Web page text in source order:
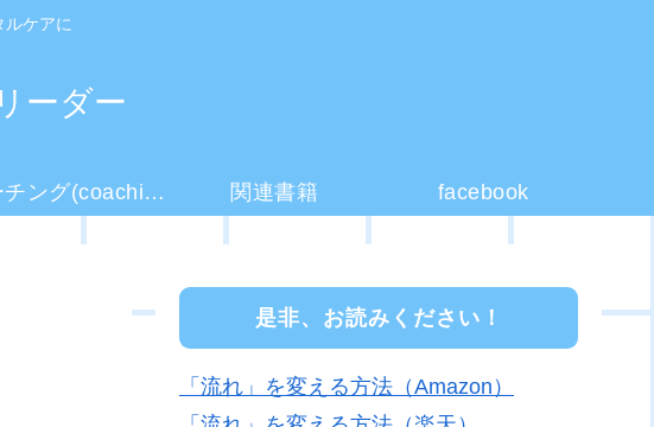
ルケアに
ーダー
コーチング(coaching)とは？ 関連書籍 facebook
是非、お読みください！
「流れ」を変える方法（Amazon）